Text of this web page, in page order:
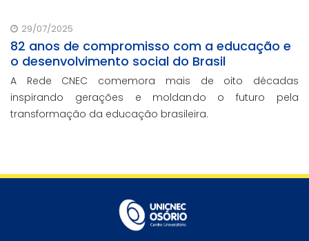
29/07/2025
82 anos de compromisso com a educação e
o desenvolvimento social do Brasil
A Rede CNEC comemora mais de oito décadas
inspirando gerações e moldando o futuro pela
transformação da educação brasileira.